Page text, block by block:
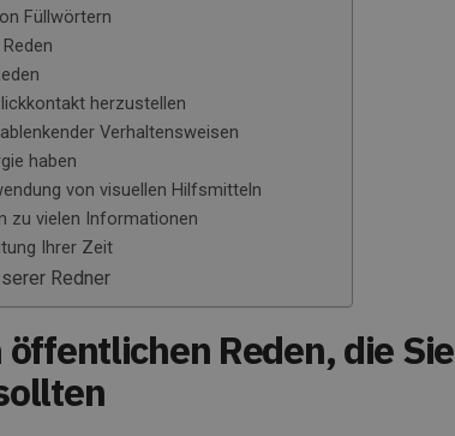
Füllwörtern
herzustellen
Verhaltensweisen
haben
von visuellen Hilfsmitteln
zu vielen Informationen
Ihrer Zeit
Redner
Reden, die Sie